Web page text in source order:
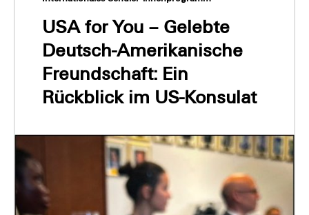
USA for You – Gelebte
Deutsch-Amerikanische
Freundschaft: Ein
Rückblick im US-Konsulat